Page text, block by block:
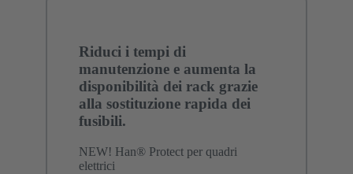
Riduci i tempi di
manutenzione e aumenta la
disponibilità dei rack grazie
alla sostituzione rapida dei
fusibili.
NEW! Han® Protect per quadri
elettrici